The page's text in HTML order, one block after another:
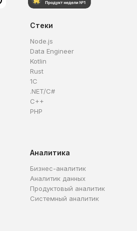
Стеки
Node.js
Data Engineer
Kotlin
Rust
1C
.NET/C#
C++
PHP
Аналитика
Бизнес-аналитик
Аналитик данных
Продуктовый аналитик
Системный аналитик